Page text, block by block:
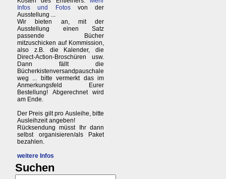
Infos und Fotosvon der
Ausstellung ...
Wir bieten an, mit der
Ausstellung einen Satz
passende Bücher
mitzuschicken auf Kommission,
also z.B. die Kalender, die
Direct-Action-Broschüren usw.
Dann fällt die
Bücherkistenversandpauschale
weg ... bitte vermerkt das im
Anmerkungsfeld Eurer
Bestellung! Abgerechnet wird
am Ende.
Der Preis gilt pro Ausleihe, bitte
Ausleihzeit angeben!
Rücksendung müsst Ihr dann
selbst organisieren/als Paket
bezahlen.
weitere Infos
Suchen